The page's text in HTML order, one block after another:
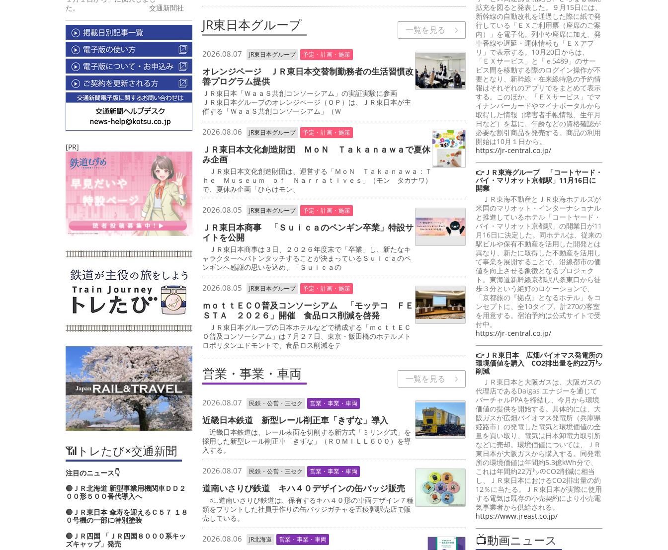
た。 交通新聞社
[PR]
📶トレたび×交通新聞
注目のニュース👇
🔴ＪＲ北海道 新型事業用機関車ＤＤ２
００形５００番代導入へ
🔴ＪＲ東日本 傘寿を迎えるＣ５７ １８
０号機の一部に特別塗装
🔴ＪＲ四国 「ＪＲ四国８０００系キッ
ズキャップ」発売
JR東日本グループ 一覧を見る
2026.08.07 JR東日本グループ 予定・計画・施策
オレンジページ ＪＲ東日本交替制勤務者の生活習慣改
善プログラム提供
ＪＲ東日本「ＷａａＳ共創コンソーシアム」の実証実験に参画
ＪＲ東日本グループのオレンジページ（ＯＰ）は、ＪＲ東日本が主
催する「ＷａａＳ共創コンソーシアム」（Ｗ
2026.08.06 JR東日本グループ 予定・計画・施策
ＪＲ東日本文化創造財団 ＭｏＮ Ｔａｋａｎａｗａで夏休
み企画
ＪＲ東日本文化創造財団は、運営する「ＭｏＮ Ｔａｋａｎａｗａ：Ｔ
ｈｅ Ｍｕｓｅｕｍ ｏｆ Ｎａｒｒａｔｉｖｅｓ」（モン タカナワ）
で、夏休み企画「ひらけモン、
2026.08.05 JR東日本グループ 予定・計画・施策
ＪＲ東日本商事 「Ｓｕｉｃａのペンギン卒業」特設サ
イトを公開
ＪＲ東日本商事は３日、２０２６年度末で「卒業」し、新たなキ
ャラクターへバトンタッチすることが決まっているＳｕｉｃａのペ
ンギンへ感謝の思いを込め、「Ｓｕｉｃａの
2026.08.05 JR東日本グループ 予定・計画・施策
ｍｏｔｔＥＣＯ普及コンソーシアム 「モッテコ ＦＥ
ＳＴＡ ２０２６」開催 食品ロス削減を啓発
ＪＲ東日本グループの日本ホテルなどで構成する「ｍｏｔｔＥＣ
Ｏ普及コンソーシアム」は７月２７日、東京・飯田橋のホテルメト
ロポリタンエドモントで、食品ロス削減をテ
営業・事業・車両 一覧を見る
2026.08.07 民鉄・公営・三セク 営業・事業・車両
近畿日本鉄道 新型レール削正車「きずな」導入
近畿日本鉄道は、レール表面を切削する新方式「ミリング式」を
採用した新型レール削正車「きずな」（ＲＯＭＩＬＬ６００）を導
入する。
2026.08.07 民鉄・公営・三セク 営業・事業・車両
道南いさりび鉄道 キハ４０デザインの缶バッジ販売
○…道南いさりび鉄道は、保有するキハ４０形の車両デザイン７種
類をプリントした社員手作りの缶バッジガチャを五稜郭駅売店で販
売している。
2026.08.06 JR北海道 営業・事業・車両
拡充を図ると発表した。９月15日には、
新幹線の自動改札を通過した際に紙で発
行している「ＥＸご利用票（座席のご案
内）」を電子化。列車や座席に加え、発
車番線や遅延・運休情報も「ＥＸアプ
リ」で表示する。10月20日からは、
「ＥＸサービス」と「ｅ5489」のサー
ビス間を移動する際のログイン操作が不
要となり、新幹線・在来線特急の予約情
報はそれぞれのアプリでをまとめて表示
する。このほか、「ＥＸサービス」でマ
イナンバーカードやマイナポータルから
取得した情報（障害者手帳情報、生年月
日など）を基に、年齢などの資格確認が
必要な割引商品を発売する。商品の利用
開始は10月１日から。
https://jr-central.co.jp/
👉ＪＲ東海グループ 「コートヤード・
バイ・マリオット京都駅」11月16日に
開業
ＪＲ東海不動産とＪＲ東海ホテルズが
米国のマリオット・インターナショナル
と推進しているホテル「コートヤード・
バイ・マリオット京都駅」の開業日が11
月16日に決定した。同ホテルは、従来の
駅ビルや保有不動産を活用した開発とは
異なり、新たに取得した不動産を活用し
て事業を展開することで、沿線都市の価
値を向上させる象徴となるプロジェク
ト。東海道新幹線京都駅八条東口から徒
歩３分という絶好のロケーションで、
「京都旅の『拠点』となるホテル」をコ
ンセプトに、全10タイプ、計270の客室
を用意する。宿泊予約は公式サイトで受
付中。
https://jr-central.co.jp/
👉ＪＲ東日本 広畑バイオマス発電所の
環境価値を購入 CO2排出量を約22万㌧
削減
ＪＲ東日本と大阪ガスは、大阪ガスの
代理店であるDaigas エナジーを通じて
バーチャルPPAを締結し、今月から環境
価値の提供を開始する。具体的には、大
阪ガスが広畑バイオマス発電所（兵庫県
姫路市）の発電した電気と環境価値の全
量を買い取り、電気は日本卸電力取引所
などに売却。環境価値については、ＪＲ
東日本が大阪ガスから購入する。同発電
所の環境価値は年間約5.3億kWh分で、
これは年間約22万㌧のCO2削減に相当
し、ＪＲ東日本におけるCO2排出量の約
12％に当たる。ＪＲ東日本が実際に使用
する電気は既存の小売契約により小売電
気事業者から供給される。
https://www.jreast.co.jp/
📺動画ニュース